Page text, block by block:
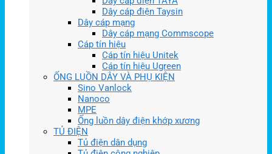
Dây cáp điện Taysin
Dây cáp mạng
Dây cáp mạng Commscope
Cáp tín hiệu
Cáp tín hiệu Unitek
Cáp tín hiệu Ugreen
ỐNG LUỒN DÂY VÀ PHỤ KIỆN
Sino Vanlock
Nanoco
MPE
Ống luồn dây điện khớp xương
TỦ ĐIỆN
Tủ điện dân dụng